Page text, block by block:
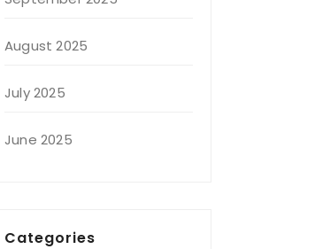
August 2025
July 2025
June 2025
Categories